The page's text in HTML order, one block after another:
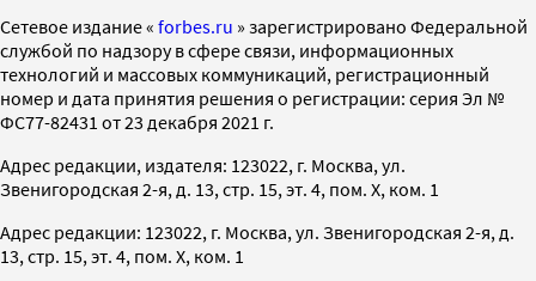
Cетевое издание « forbes.ru » зарегистрировано Федеральной
службой по надзору в сфере связи, информационных
технологий и массовых коммуникаций, регистрационный
номер и дата принятия решения о регистрации: серия Эл №
ФС77-82431 от 23 декабря 2021 г.
Адрес редакции, издателя: 123022, г. Москва, ул.
Звенигородская 2-я, д. 13, стр. 15, эт. 4, пом. X, ком. 1
Адрес редакции: 123022, г. Москва, ул. Звенигородская 2-я, д.
13, стр. 15, эт. 4, пом. X, ком. 1